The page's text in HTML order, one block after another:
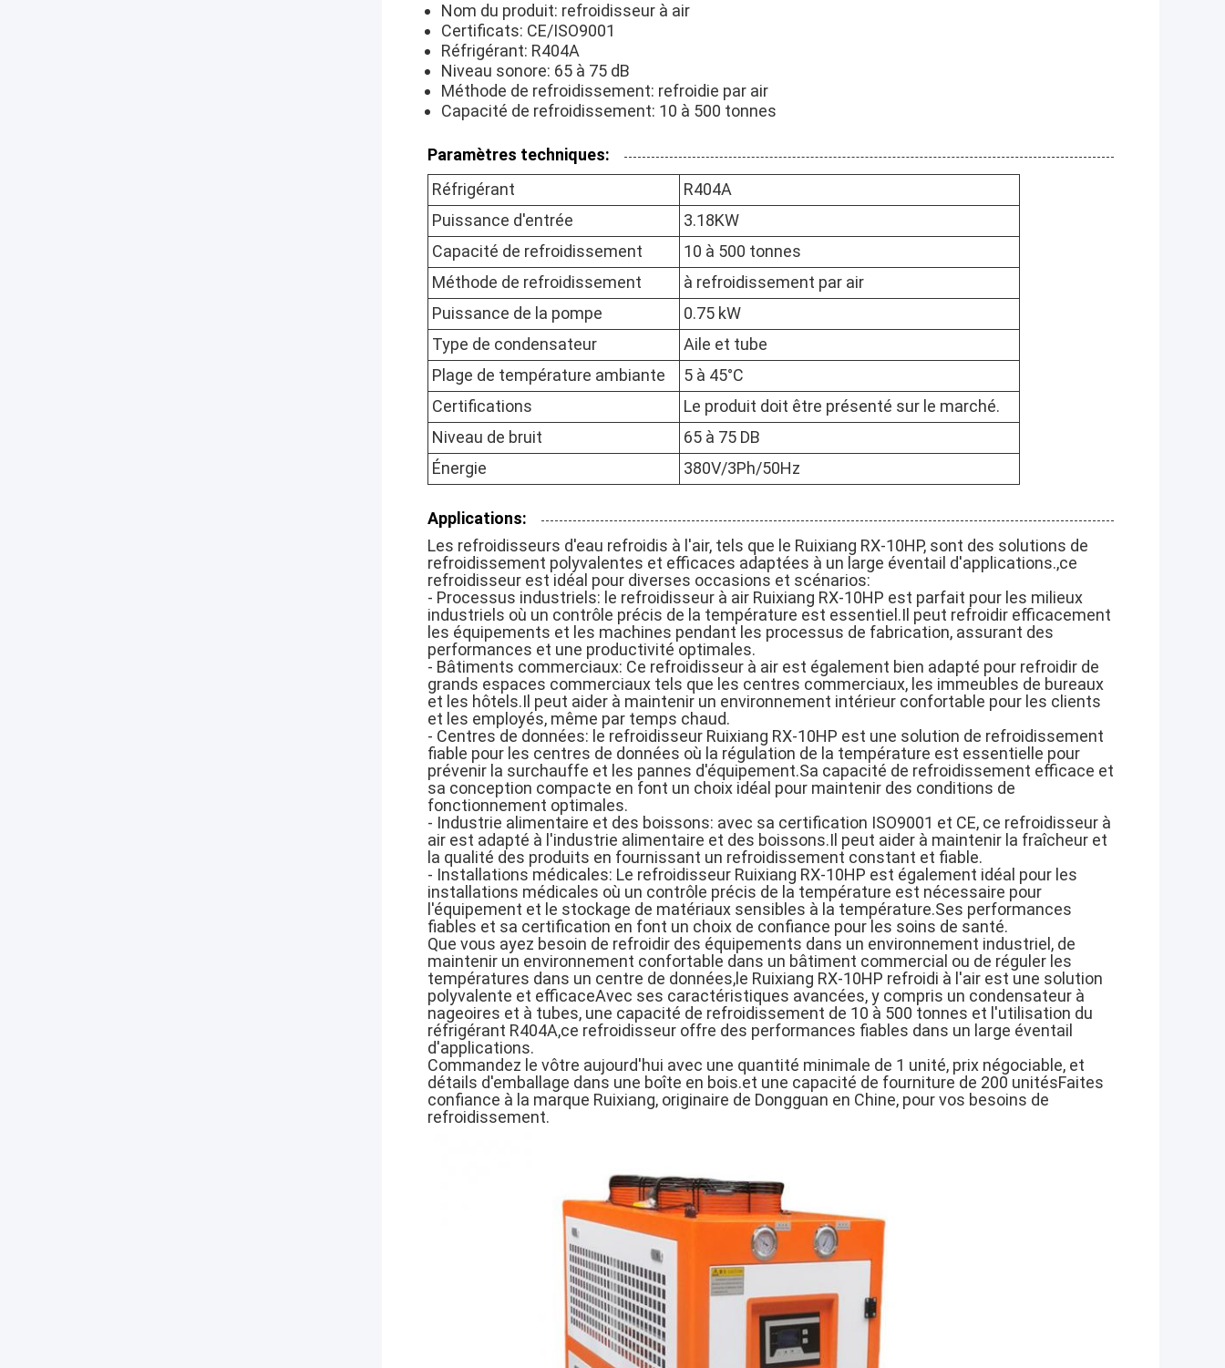
Nom du produit: refroidisseur à air
Certificats: CE/ISO9001
Réfrigérant: R404A
Niveau sonore: 65 à 75 dB
Méthode de refroidissement: refroidie par air
Capacité de refroidissement: 10 à 500 tonnes
Paramètres techniques:
Réfrigérant
R404A
Puissance d'entrée
3.18KW
Capacité de refroidissement
10 à 500 tonnes
Méthode de refroidissement
à refroidissement par air
Puissance de la pompe
0.75 kW
Type de condensateur
Aile et tube
Plage de température ambiante
5 à 45°C
Certifications
Le produit doit être présenté sur le marché.
Niveau de bruit
65 à 75 DB
Énergie
380V/3Ph/50Hz
Applications:
Les refroidisseurs d'eau refroidis à l'air, tels que le Ruixiang RX-10HP, sont des solutions de
refroidissement polyvalentes et efficaces adaptées à un large éventail d'applications.,ce
refroidisseur est idéal pour diverses occasions et scénarios:
- Processus industriels: le refroidisseur à air Ruixiang RX-10HP est parfait pour les milieux
industriels où un contrôle précis de la température est essentiel.Il peut refroidir efficacement
les équipements et les machines pendant les processus de fabrication, assurant des
performances et une productivité optimales.
- Bâtiments commerciaux: Ce refroidisseur à air est également bien adapté pour refroidir de
grands espaces commerciaux tels que les centres commerciaux, les immeubles de bureaux
et les hôtels.Il peut aider à maintenir un environnement intérieur confortable pour les clients
et les employés, même par temps chaud.
- Centres de données: le refroidisseur Ruixiang RX-10HP est une solution de refroidissement
fiable pour les centres de données où la régulation de la température est essentielle pour
prévenir la surchauffe et les pannes d'équipement.Sa capacité de refroidissement efficace et
sa conception compacte en font un choix idéal pour maintenir des conditions de
fonctionnement optimales.
- Industrie alimentaire et des boissons: avec sa certification ISO9001 et CE, ce refroidisseur à
air est adapté à l'industrie alimentaire et des boissons.Il peut aider à maintenir la fraîcheur et
la qualité des produits en fournissant un refroidissement constant et fiable.
- Installations médicales: Le refroidisseur Ruixiang RX-10HP est également idéal pour les
installations médicales où un contrôle précis de la température est nécessaire pour
l'équipement et le stockage de matériaux sensibles à la température.Ses performances
fiables et sa certification en font un choix de confiance pour les soins de santé.
Que vous ayez besoin de refroidir des équipements dans un environnement industriel, de
maintenir un environnement confortable dans un bâtiment commercial ou de réguler les
températures dans un centre de données,le Ruixiang RX-10HP refroidi à l'air est une solution
polyvalente et efficaceAvec ses caractéristiques avancées, y compris un condensateur à
nageoires et à tubes, une capacité de refroidissement de 10 à 500 tonnes et l'utilisation du
réfrigérant R404A,ce refroidisseur offre des performances fiables dans un large éventail
d'applications.
Commandez le vôtre aujourd'hui avec une quantité minimale de 1 unité, prix négociable, et
détails d'emballage dans une boîte en bois.et une capacité de fourniture de 200 unitésFaites
confiance à la marque Ruixiang, originaire de Dongguan en Chine, pour vos besoins de
refroidissement.